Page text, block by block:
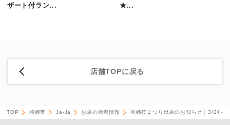
ザート付ラン...
★...
店舗TOPに戻る
TOP 岡崎市 Ja-Ja お店の新着情報 岡崎桜まつり出店のお知らせ｜3/24～